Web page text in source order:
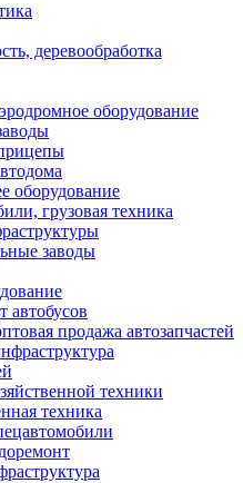
деревообработка
оборудование
оборудование
грузовая техника
заводы
продажа автозапчастей
техники
техника